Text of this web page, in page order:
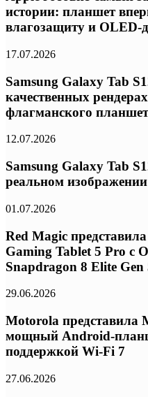
истории: планшет
влагозащиту и OLED-
17.07.2026
Samsung Galaxy Tab
качественных
флагманского
12.07.2026
Samsung Galaxy Tab
реальном
01.07.2026
Red Magic
Gaming Tablet 5 Pro с
Snapdragon 8 Elite Gen
29.06.2026
Motorola представила
мощный Android-
поддержкой Wi-Fi 7
27.06.2026